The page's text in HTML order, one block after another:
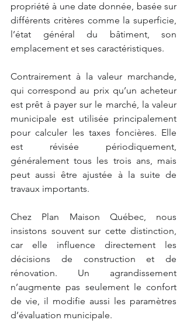
propriété à une date donnée, basée sur
différents critères comme la superficie,
l’état général du bâtiment, son
emplacement et ses caractéristiques.
Contrairement à la valeur marchande,
qui correspond au prix qu’un acheteur
est prêt à payer sur le marché, la valeur
municipale est utilisée principalement
pour calculer les taxes foncières. Elle
est révisée périodiquement,
généralement tous les trois ans, mais
peut aussi être ajustée à la suite de
travaux importants.
Chez Plan Maison Québec, nous
insistons souvent sur cette distinction,
car elle influence directement les
décisions de construction et de
rénovation. Un agrandissement
n’augmente pas seulement le confort
de vie, il modifie aussi les paramètres
d’évaluation municipale.